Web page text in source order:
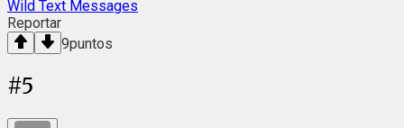
Wild Text Messages
Reportar
9puntos
#5